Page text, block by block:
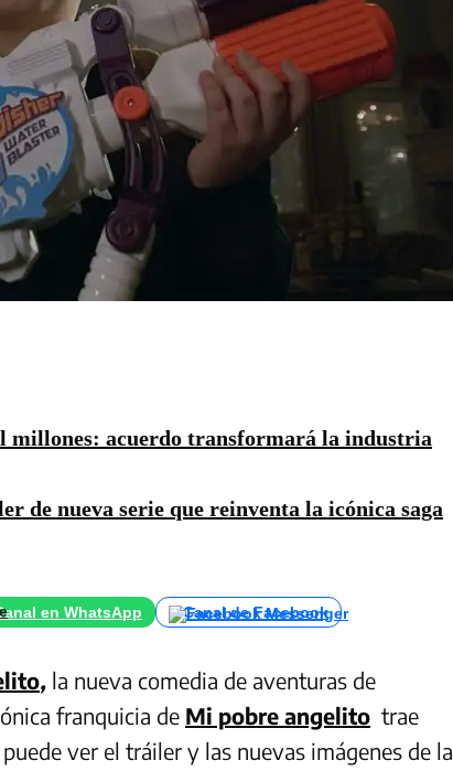
millones: acuerdo transformará la industria
de nueva serie que reinventa la icónica saga
en WhatsApp Canal de Facebook
, la nueva comedia de aventuras de
franquicia de Mi pobre angelito trae
ver el tráiler y las nuevas imágenes de la